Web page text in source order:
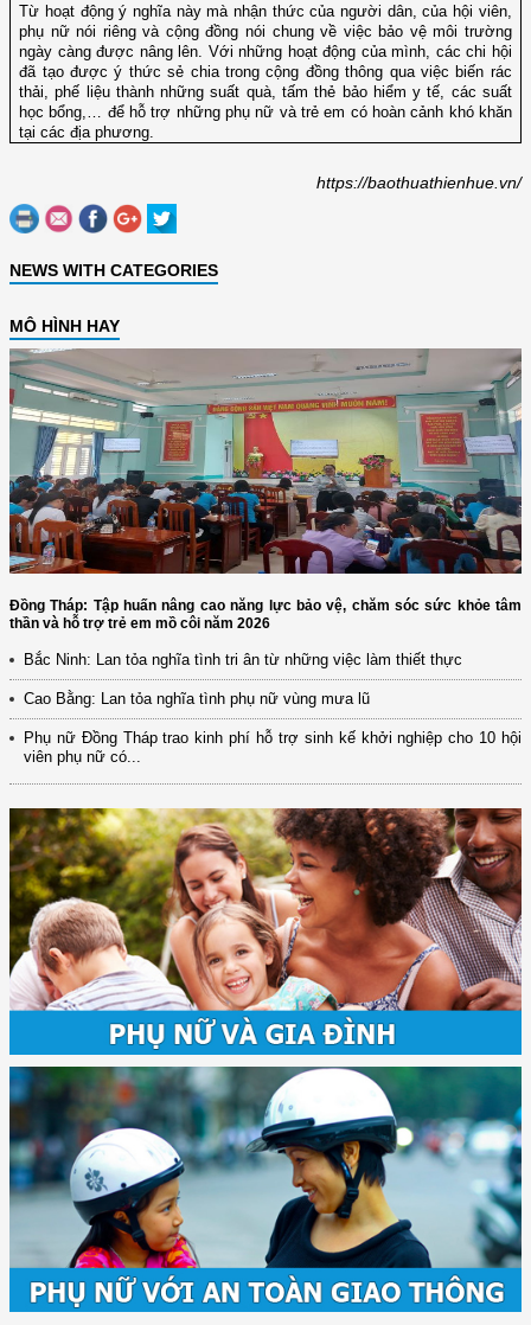
Từ hoạt động ý nghĩa này mà nhận thức của người dân, của hội viên,
phụ nữ nói riêng và cộng đồng nói chung về việc bảo vệ môi trường
ngày càng được nâng lên. Với những hoạt động của mình, các chi hội
đã tạo được ý thức sẻ chia trong cộng đồng thông qua việc biến rác
thải, phế liệu thành những suất quà, tấm thẻ bảo hiểm y tế, các suất
học bổng,… để hỗ trợ những phụ nữ và trẻ em có hoàn cảnh khó khăn
tại các địa phương.
https://baothuathienhue.vn/
NEWS WITH CATEGORIES
MÔ HÌNH HAY
Đồng Tháp: Tập huấn nâng cao năng lực bảo vệ, chăm sóc sức khỏe tâm
thần và hỗ trợ trẻ em mồ côi năm 2026
Bắc Ninh: Lan tỏa nghĩa tình tri ân từ những việc làm thiết thực
Cao Bằng: Lan tỏa nghĩa tình phụ nữ vùng mưa lũ
Phụ nữ Đồng Tháp trao kinh phí hỗ trợ sinh kế khởi nghiệp cho 10 hội
viên phụ nữ có...